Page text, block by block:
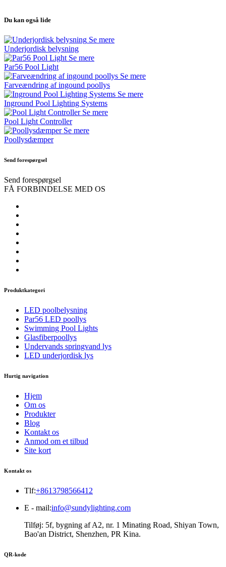
Du kan også lide
Se mere
Underjordisk belysning
Se mere
Par56 Pool Light
Se mere
Farveændring af ingound poollys
Se mere
Inground Pool Lighting Systems
Se mere
Pool Light Controller
Se mere
Poollysdæmper
Send forespørgsel
Send forespørgsel
FÅ FORBINDELSE MED OS
Produktkategori
LED poolbelysning
Par56 LED poollys
Swimming Pool Lights
Glasfiberpoollys
Undervands springvand lys
LED underjordisk lys
Hurtig navigation
Hjem
Om os
Produkter
Blog
Kontakt os
Anmod om et tilbud
Site kort
Kontakt os
Tlf:+8613798566412
E - mail:info@sundylighting.com
Tilføj: 5f, bygning af A2, nr. 1 Minating Road, Shiyan Town,
Bao'an District, Shenzhen, PR Kina.
QR-kode